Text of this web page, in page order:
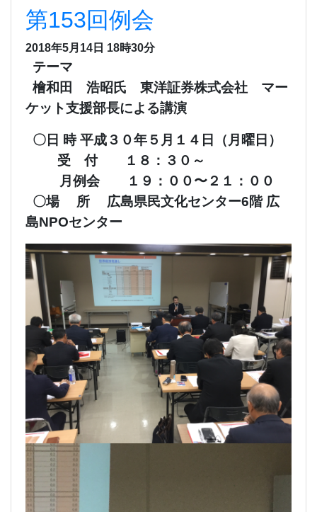
第153回例会
2018年5月14日 18時30分
テーマ
檜和田 浩昭氏 東洋証券株式会社 マー
ケット支援部長による講演
〇日 時 平成３０年５月１４日（月曜日）
受 付 １８：３０～
月例会 １９：００〜２１：００
〇場 所 広島県民文化センター6階 広
島NPOセンター